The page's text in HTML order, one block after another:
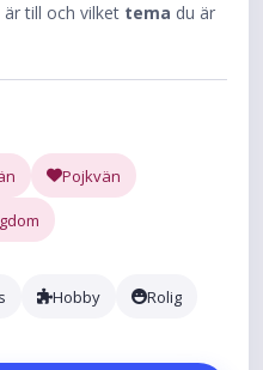
är till och vilket tema du är
Pojkvän
Hobby Rolig